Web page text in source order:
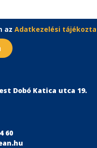
az Adatkezelési
Dobó Katica utca 19.
60